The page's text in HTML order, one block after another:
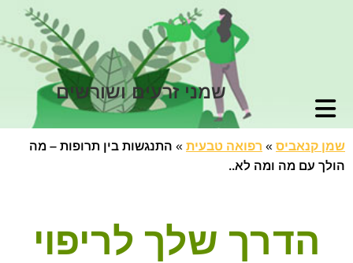
שמני זרעים ושורשים
שמן קנאביס » רפואה טבעית » התנגשות בין תרופות – מה
הולך עם מה ומה לא..
הדרך שלך לריפוי